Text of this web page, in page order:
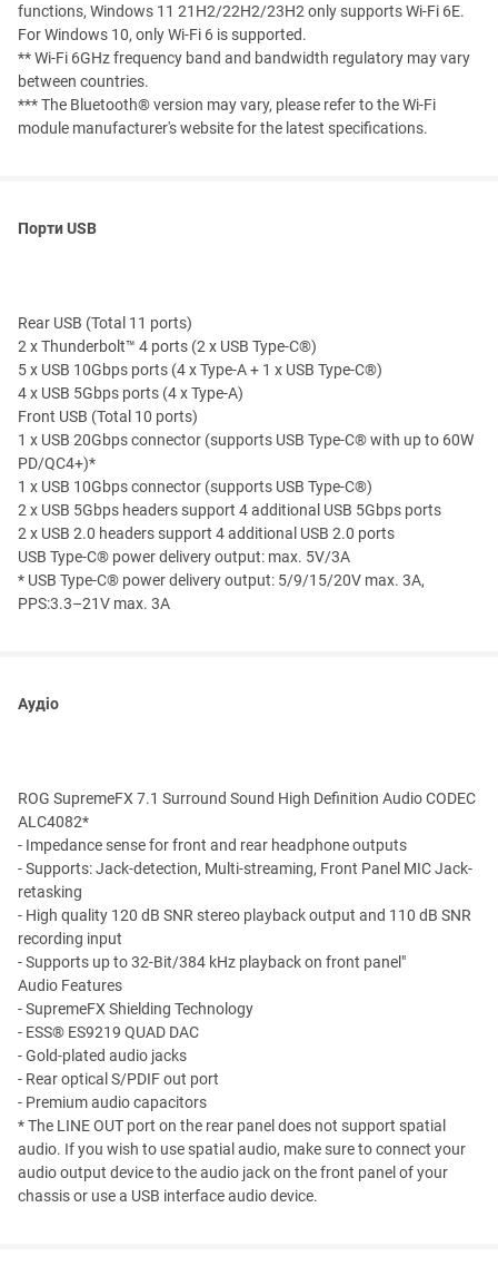
functions, Windows 11 21H2/22H2/23H2 only supports Wi-Fi 6E.
For Windows 10, only Wi-Fi 6 is supported.
** Wi-Fi 6GHz frequency band and bandwidth regulatory may vary
between countries.
*** The Bluetooth® version may vary, please refer to the Wi-Fi
module manufacturer's website for the latest specifications.
Порти USB
Rear USB (Total 11 ports)
2 x Thunderbolt™ 4 ports (2 x USB Type-C®)
5 x USB 10Gbps ports (4 x Type-A + 1 x USB Type-C®)
4 x USB 5Gbps ports (4 x Type-A)
Front USB (Total 10 ports)
1 x USB 20Gbps connector (supports USB Type-C® with up to 60W
PD/QC4+)*
1 x USB 10Gbps connector (supports USB Type-C®)
2 x USB 5Gbps headers support 4 additional USB 5Gbps ports
2 x USB 2.0 headers support 4 additional USB 2.0 ports
USB Type-C® power delivery output: max. 5V/3A
* USB Type-C® power delivery output: 5/9/15/20V max. 3A,
PPS:3.3–21V max. 3A
Аудіо
ROG SupremeFX 7.1 Surround Sound High Definition Audio CODEC
ALC4082*
- Impedance sense for front and rear headphone outputs
- Supports: Jack-detection, Multi-streaming, Front Panel MIC Jack-
retasking
- High quality 120 dB SNR stereo playback output and 110 dB SNR
recording input
- Supports up to 32-Bit/384 kHz playback on front panel"
Audio Features
- SupremeFX Shielding Technology
- ESS® ES9219 QUAD DAC
- Gold-plated audio jacks
- Rear optical S/PDIF out port
- Premium audio capacitors
* The LINE OUT port on the rear panel does not support spatial
audio. If you wish to use spatial audio, make sure to connect your
audio output device to the audio jack on the front panel of your
chassis or use a USB interface audio device.